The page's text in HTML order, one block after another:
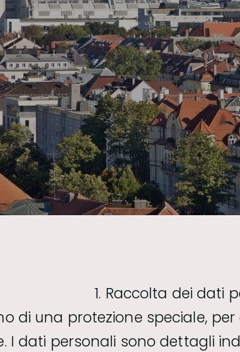
1. Raccolta dei dati
di una protezione speciale,
I dati personali sono dettagli